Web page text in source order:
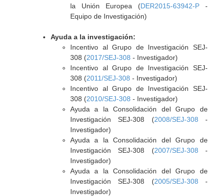
la Unión Europea (DER2015-63942-P-
Equipo de Investigación)
Ayuda a la investigación:
Incentivo al Grupo de Investigación SEJ-
308 (2017/SEJ-308 - Investigador)
Incentivo al Grupo de Investigación SEJ-
308 (2011/SEJ-308 - Investigador)
Incentivo al Grupo de Investigación SEJ-
308 (2010/SEJ-308 - Investigador)
Ayuda a la Consolidación del Grupo de
Investigación SEJ-308 (2008/SEJ-308 -
Investigador)
Ayuda a la Consolidación del Grupo de
Investigación SEJ-308 (2007/SEJ-308 -
Investigador)
Ayuda a la Consolidación del Grupo de
Investigación SEJ-308 (2005/SEJ-308 -
Investigador)